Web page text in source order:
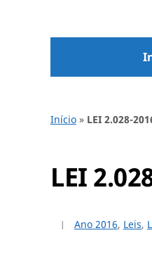
Início » LEI 2.028-
LEI
Ano 2016, Leis,